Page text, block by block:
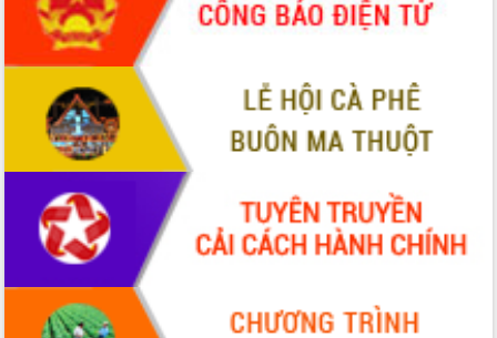
Đánh giá, rút kinh nghiệm công tác tổ
chức diễn tập trước ngày bầu cử
Chương trình “Gặp gỡ hữu nghị –
Friendship Meeting New Year 2026”
Bầu cử Quốc hội và HĐND: Cử tri Đắk
Lắk gửi gắm niềm tin, kỳ vọng vào lá
Đắk Lắk sẵn sàng các điều kiện cho
Ngày hội bầu cử đại biểu Quốc hội
khóa XVI và HĐND các cấp nhiệm kỳ
2026-2031
Đảm bảo cuộc bầu cử đại biểu Quốc
hội và đại biểu HĐND các cấp diễn ra
an toàn, hiệu quả, đúng quy định